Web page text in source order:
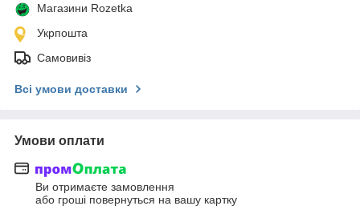
Магазини Rozetka
Укрпошта
Самовивіз
Всі умови доставки
Умови оплати
Ви отримаєте замовлення
або гроші повернуться на вашу картку